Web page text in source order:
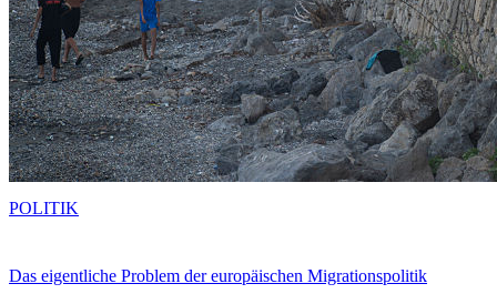
Das eigentliche Problem der europäischen Migrationspolitik
POLITIK